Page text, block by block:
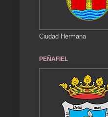
Ciudad Hermana
PEÑAFIEL